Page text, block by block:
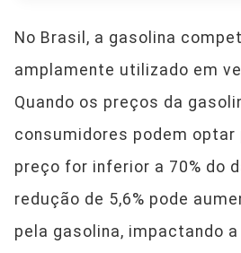
No Brasil, a gasolina
amplamente utilizado em
Quando os preços da
consumidores podem optar
preço for inferior a 70% do
redução de 5,6% pode
pela gasolina, impactando